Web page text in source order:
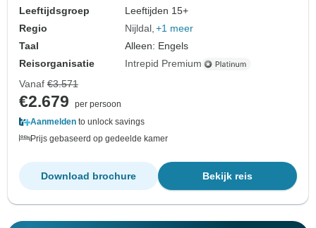
Leeftijdsgroep
Leeftijden 15+
Regio
Nijldal +1 meer
Taal
Alleen: Engels
Reisorganisatie
Intrepid Premium
Vanaf €3.571
€2.679
per persoon
Aanmelden to unlock savings
Prijs gebaseerd op gedeelde kamer
Bekijk reis
Download brochure